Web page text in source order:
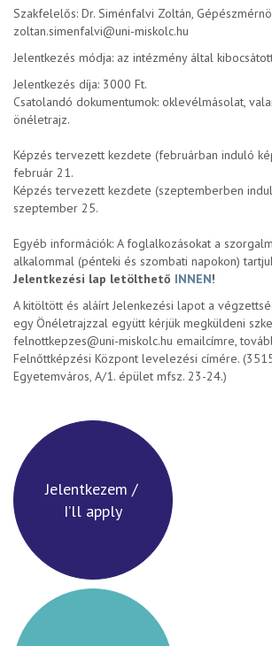
Szakfelelős: Dr. Siménfalvi Zoltán,
zoltan.simenfalvi@uni-miskolc.hu
Jelentkezés módja: az intézmény által
Jelentkezés díja: 3000 Ft.
Csatolandó dokumentumok: oklevélmásolat,
önéletrajz.
Képzés tervezett kezdete (februárban induló
február 21.
Képzés tervezett kezdete (szeptemberben
szeptember 25.
Egyéb információk: A foglalkozásokat a
alkalommal (pénteki és szombati napokon)
Jelentkezési lap letölthető INNEN!
A kitöltött és aláírt Jelenkezési lapot a
egy Önéletrajzzal együtt kérjük megküldeni
felnottkepzes@uni-miskolc.hu emailcímre,
Felnőttképzési Központ levelezési címére.
Egyetemváros, A/1. épület mfsz. 23-24.)
Jelentkezem /
I’ll apply